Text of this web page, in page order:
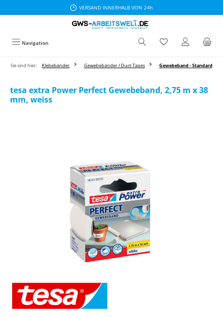
VERSAND INNERHALB VON 24h
Navigation
Sie sind hier: Klebebänder Gewebebänder / Duct-Tapes Gewebeband - Standard
tesa extra Power Perfect Gewebeband, 2,75 m x 38
mm, weiss